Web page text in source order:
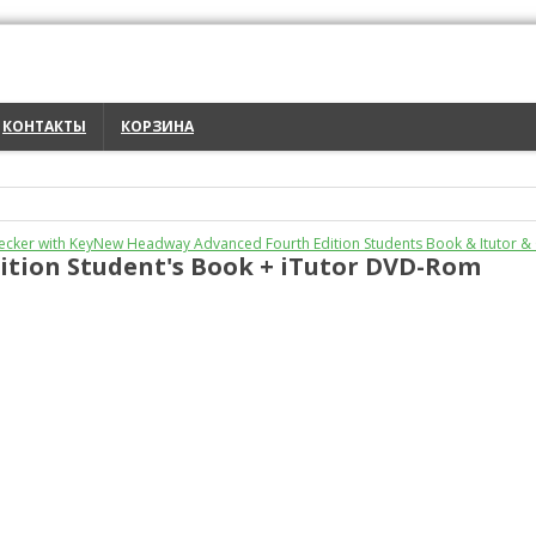
КОНТАКТЫ КОРЗИНА
with KeyNew Headway Advanced Fourth Edition Students Book & Itutor &
Student's Book + iTutor DVD-Rom